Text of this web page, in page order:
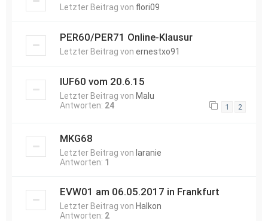
Letzter Beitrag von flori09
PER60/PER71 Online-Klausur
Letzter Beitrag von ernestxo91
IUF60 vom 20.6.15
Letzter Beitrag von Malu
Antworten: 24 1 2
MKG68
Letzter Beitrag von laranie
Antworten: 1
EVW01 am 06.05.2017 in Frankfurt
Letzter Beitrag von Halkon
Antworten: 2